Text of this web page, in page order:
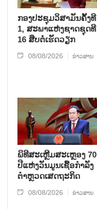
ກອງປະຊຸມວິສາມັນຄັ້ງທີ
1, ສະພາແຫ່ງຊາດຊຸດທີ
16 ສືບຕໍ່ເຮັດວຽກ
08/08/2026 ຂ່າວສານ
ພິທີສະເຫຼີມສະເຫຼອງ 70
ປີແຫ່ງວັນມູນເຊື້ອກຳລັງ
ຕຳຫຼວດເສດຖະກິດ
08/08/2026 ຂ່າວສານ